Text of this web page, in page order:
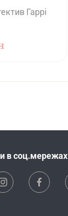
Гаррі
в соц.мережах